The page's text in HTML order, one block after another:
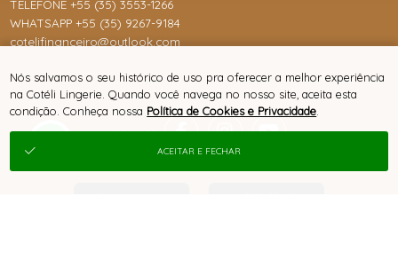
TELEFONE +55 (35) 3553-1266
WHATSAPP +55 (35) 9267-9184
cotelifinanceiro@outlook.com
Nós salvamos o seu histórico de uso pra oferecer a melhor experiência
na Cotéli Lingerie. Quando você navega no nosso site, aceita esta
condição. Conheça nossa Política de Cookies e Privacidade
ACEITAR E FECHAR